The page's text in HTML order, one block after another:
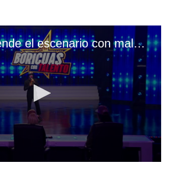
Payaso enciende el escenario con malabares de fuego